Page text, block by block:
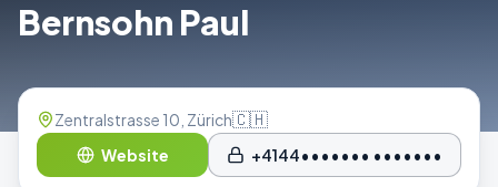
Bernsohn Paul
Zentralstrasse 10, Zürich🇨🇭
Website +4144••••••• •••••••